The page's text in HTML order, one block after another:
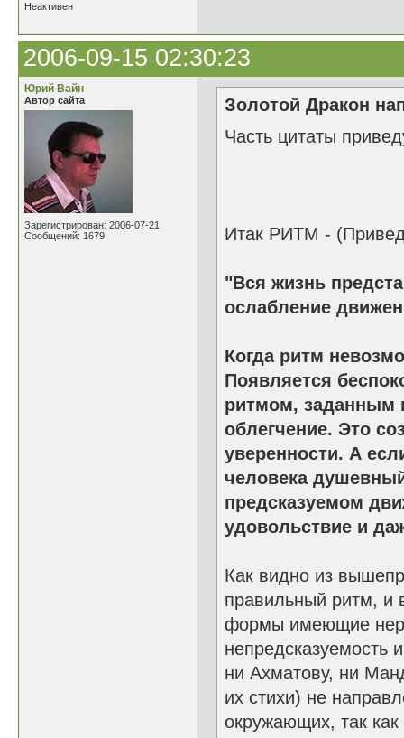
Неактивен
2006-09-15 02:30:23
Юрий Вайн
Автор сайта
Зарегистрирован: 2006-07-21
Сообщений: 1679
Золотой Дракон
Часть цитаты
Итак РИТМ -
"Вся жизнь
ослабление
Когда ритм
Появляется
ритмом, заданным
облегчение. Это
уверенности. А
человека
предсказуемом
удовольствие и
Как видно из
правильный ритм, и
формы имеющие
непредсказуемость
ни Ахматову, ни
их стихи) не
окружающих, так